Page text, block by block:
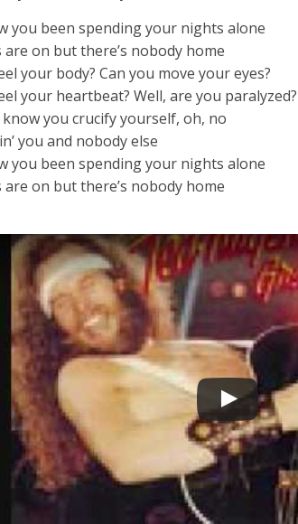
you been spending your nights alone
on but there’s nobody home
your body? Can you move your eyes?
your heartbeat? Well, are you paralyzed?
know you crucify yourself, oh, no
you and nobody else
you been spending your nights alone
on but there’s nobody home